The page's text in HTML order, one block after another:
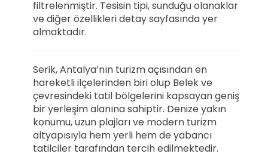
filtrelenmiştir. Tesisin tipi, sunduğu olanaklar
ve diğer özellikleri detay sayfasında yer
almaktadır.
Serik, Antalya’nın turizm açısından en
hareketli ilçelerinden biri olup Belek ve
çevresindeki tatil bölgelerini kapsayan geniş
bir yerleşim alanına sahiptir. Denize yakın
konumu, uzun plajları ve modern turizm
altyapısıyla hem yerli hem de yabancı
tatilciler tarafından tercih edilmektedir.